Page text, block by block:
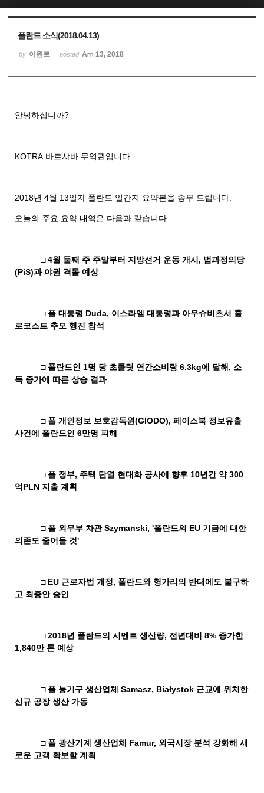
폴란드 소식(2018.04.13)
by 이원로 posted Apr 13, 2018
안녕하십니까?
KOTRA 바르샤바 무역관입니다
2018년 4월 13일자 폴란드 일간지 요약본을 송부 드립니다
오늘의 주요 요약 내역은 다음과 같습니다
□4월 둘째 주 주말부터 지방선거 운동 개시 , 법과정의당
(PiS)과 야권 격돌 예상
□ 폴 대통령 Duda, 이스라엘 대통령과 아우슈비츠서 홀
로코스트 추모 행진 참석
□ 폴란드인 1명 당 초콜릿 연간소비랑6.3kg에 달해 , 소
득 증가에 따른 상승 결과
□ 폴 개인정보 보호감독원(GIODO),페이스북 정보유출
사건에 폴란드인 6만명 피해
□ 폴 정부, 주택 단열 현대화 공사에 향후 10년간 약300
억 PLN 지출 계획
□ 폴 외무부 차관Szymanski, '폴란드의 EU 기금에 대한
의존도 줄어들 것'
□ EU 근로자법 개정, 폴란드와 헝가리의 반대에도 불구하
고 최종안 승인
□2018년 폴란드의 시멘트 생산량, 전년대비 8% 증가한
1,840만 톤 예상
□ 폴 농기구 생산업체 Samasz, Białystok 근교에 위치한
신규 공장 생산 가동
□ 폴 광산기계 생산업체 Famur, 외국시장 분석 강화해 새
로운 고객 확보할 계획
Sketchbook5, 스케치북5